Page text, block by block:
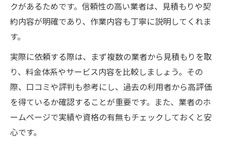
クがあるためです。信頼性の高い業者は、見積もりや契
約内容が明確であり、作業内容も丁寧に説明してくれま
す。
実際に依頼する際は、まず複数の業者から見積もりを取
り、料金体系やサービス内容を比較しましょう。その
際、口コミや評判も参考にし、過去の利用者から高評価
を得ているか確認することが重要です。また、業者のホ
ームページで実績や資格の有無もチェックしておくと安
心です。